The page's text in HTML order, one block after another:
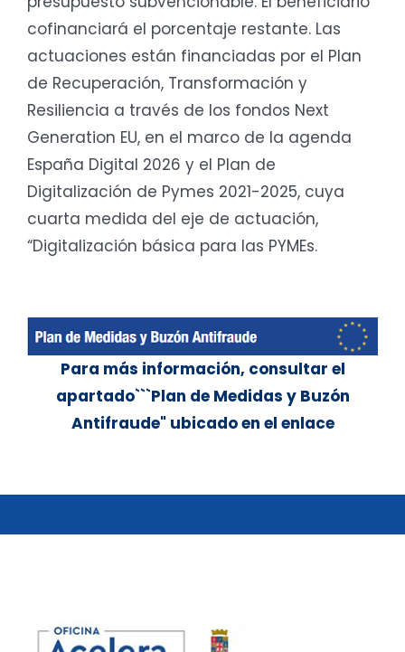
cofinanciará el porcentaje restante. Las
actuaciones están financiadas por el Plan
de Recuperación, Transformación y
Resiliencia a través de los fondos Next
Generation EU, en el marco de la agenda
España Digital 2026 y el Plan de
Digitalización de Pymes 2021-2025, cuya
cuarta medida del eje de actuación,
“Digitalización básica para las PYMEs.
Para más información, consultar el
apartado```Plan de Medidas y Buzón
Antifraude" ubicado en el enlace